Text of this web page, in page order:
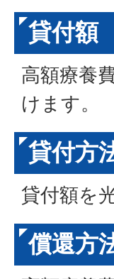
貸付額
高額療養
けます。
貸付方
貸付額を
償還方